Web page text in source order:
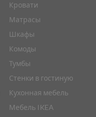
Кровати
Матрасы
Шкафы
Комоды
Тумбы
Стенки в гостиную
Кухонная мебель
Мебель IKEA